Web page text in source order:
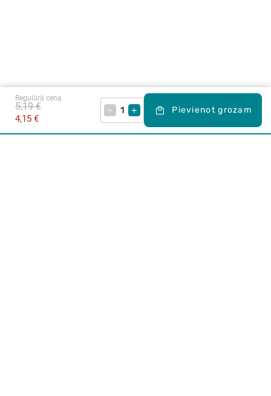
Regulārā cena
4,15 €
5,19 € – + Pievienot grozam